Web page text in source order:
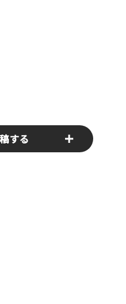
する
りください！あなたの写真